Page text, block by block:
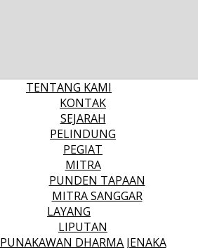
TENTANG KAMI
KONTAK
SEJARAH
PELINDUNG
PEGIAT
MITRA
PUNDEN TAPAAN
MITRA SANGGAR
LAYANG
LIPUTAN
PUNAKAWAN DHARMA JENAKA